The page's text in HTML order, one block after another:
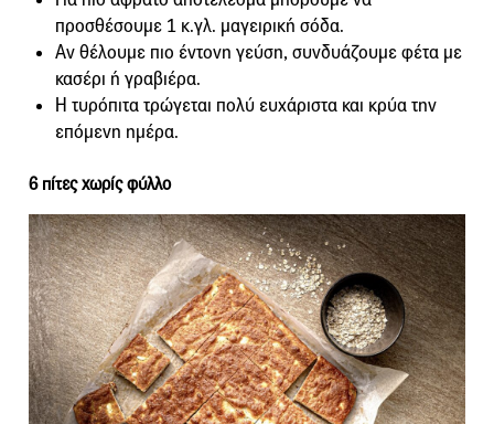
προσθέσουμε 1 κ.γλ. μαγειρική σόδα.
Αν θέλουμε πιο έντονη γεύση, συνδυάζουμε φέτα με
κασέρι ή γραβιέρα.
Η τυρόπιτα τρώγεται πολύ ευχάριστα και κρύα την
επόμενη ημέρα.
6 πίτες χωρίς φύλλο